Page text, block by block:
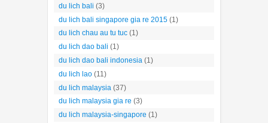
du lich bali (3)
du lich bali singapore gia re 2015 (1)
du lich chau au tu tuc (1)
du lich dao bali (1)
du lich dao bali indonesia (1)
du lich lao (11)
du lich malaysia (37)
du lich malaysia gia re (3)
du lich malaysia-singapore (1)